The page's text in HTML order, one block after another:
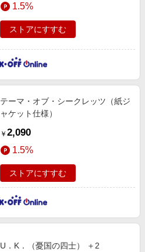
1.5%
ストアにすすむ
テーマ・オブ・シークレッツ（紙ジ
ャケット仕様）
￥ 2,090
1.5%
ストアにすすむ
U．K．（憂国の四士） ＋2